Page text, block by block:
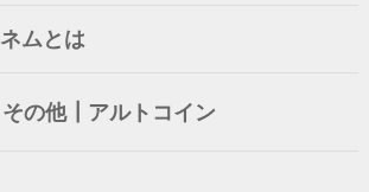
ネムとは
その他┃アルトコイン